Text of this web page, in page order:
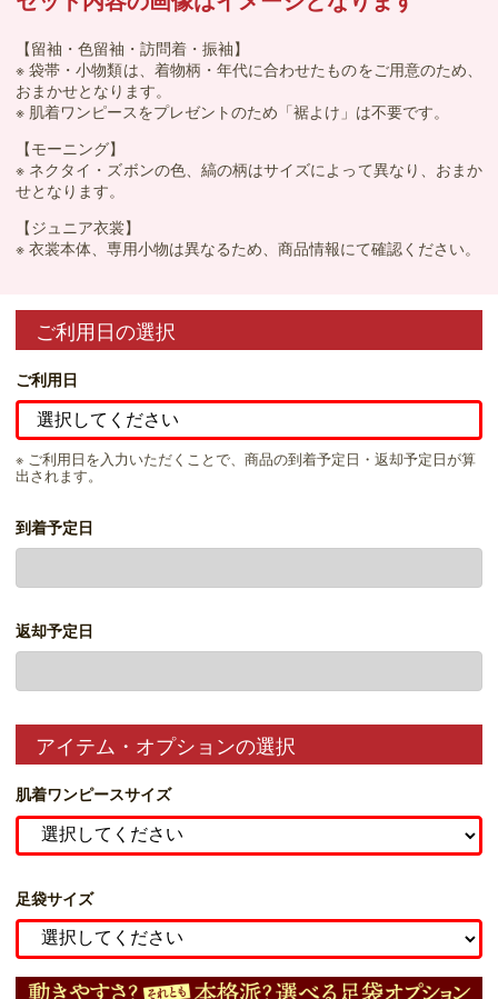
【留袖・色留袖・訪問着・振袖】
※ 袋帯・小物類は、着物柄・年代に合わせたものをご用意のため、
おまかせとなります。
※ 肌着ワンピースをプレゼントのため「裾よけ」は不要です。
【モーニング】
※ ネクタイ・ズボンの色、縞の柄はサイズによって異なり、おまか
せとなります。
【ジュニア衣裳】
※ 衣裳本体、専用小物は異なるため、商品情報にて確認ください。
ご利用日の選択
ご利用日
※ ご利用日を入力いただくことで、商品の到着予定日・返却予定日が算
出されます。
到着予定日
返却予定日
アイテム・オプションの選択
肌着ワンピースサイズ
足袋サイズ